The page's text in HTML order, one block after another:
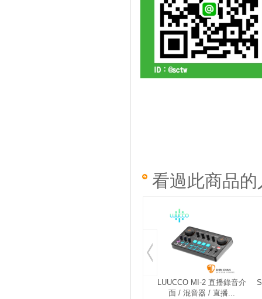
看過此商品
LUUCCO MI-2 直播錄音介
面 / 混音器 / 直播...